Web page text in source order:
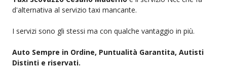
d'alternativa al servizio taxi mancante.
I servizi sono gli stessi ma con qualche vantaggio in più.
Auto Sempre in Ordine, Puntualità Garantita, Autisti
Distinti e riservati.